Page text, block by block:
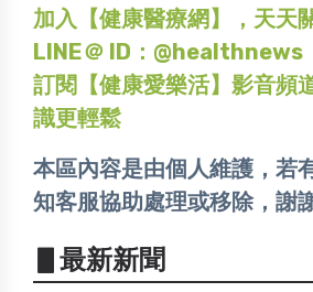
加入【健康醫療網】，天天
LINE＠ ID：@healthnews
訂閱【健康愛樂活】影音頻
識更輕鬆
本區內容是由個人維護，若
知客服協助處理或移除，謝謝
▋最新新聞